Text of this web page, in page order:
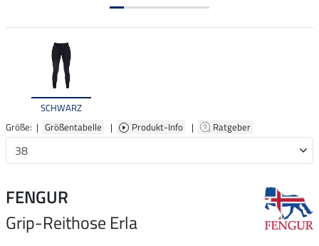
SCHWARZ
Größe: | Größentabelle | Produkt-Info | Ratgeber
FENGUR
Grip-Reithose Erla